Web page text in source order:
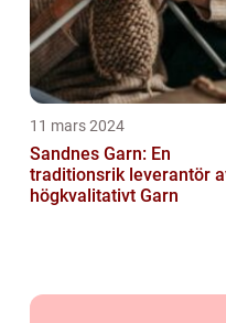
11 mars 2024
Sandnes Garn: En
traditionsrik leverantör
högkvalitativt Garn